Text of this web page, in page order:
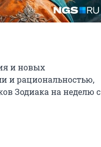
и новых
и рациональностью,
Зодиака на неделю с